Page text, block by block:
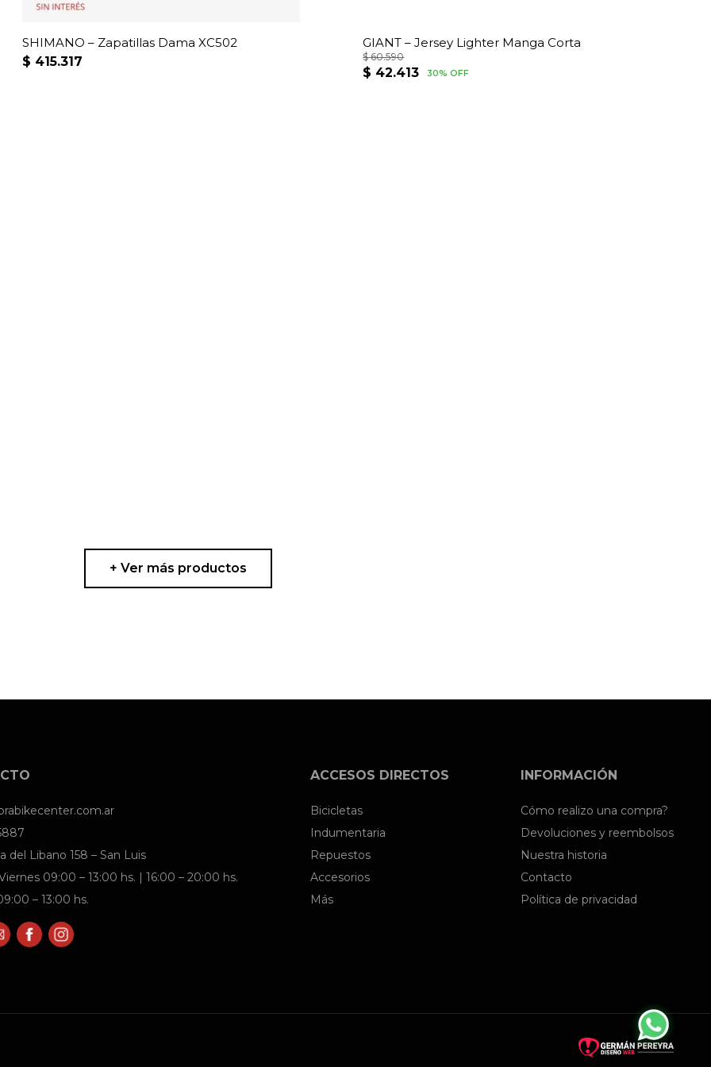
SHIMANO – Zapatillas Dama XC502
$ 415.317
producto
GIANT – Jersey Lighter Manga Corta
$60.590
El
$ 42.413 El
30% OFF
+ Ver más productos
del Libano 158 – San Luis
09:00 – 13:00 hs. | 16:00 – 20:00 hs.
– 13:00 hs.
ACCESOS DIRECTOS
Bicicletas
Indumentaria
Repuestos
Accesorios
Más
INFORMACIÓN
Cómo realizo una compra?
Devoluciones y reembolsos
Nuestra historia
Contacto
Política de privacidad